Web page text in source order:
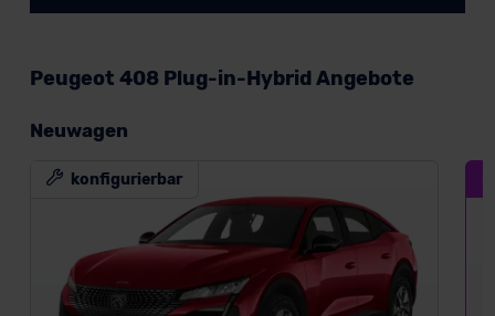
Peugeot 408 Plug-in-Hybrid Angebote
Neuwagen
konfigurierbar